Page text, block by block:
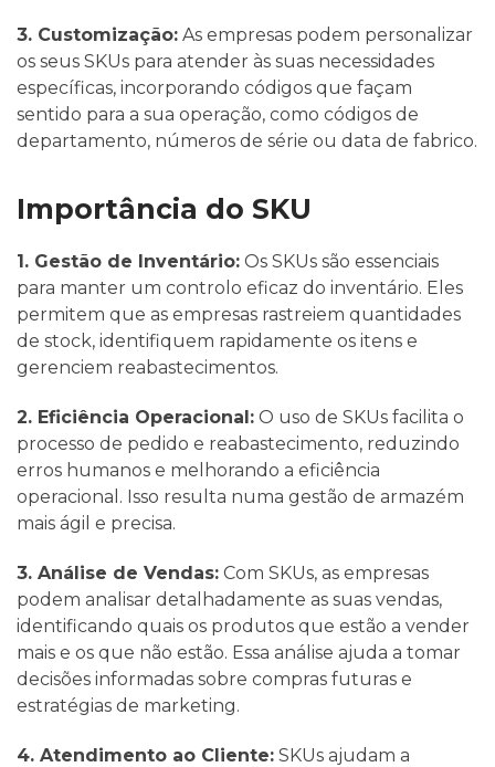
3. Customização: As empresas podem personalizar
os seus SKUs para atender às suas necessidades
específicas, incorporando códigos que façam
sentido para a sua operação, como códigos de
departamento, números de série ou data de fabrico.
Importância do SKU
1. Gestão de Inventário: Os SKUs são essenciais
para manter um controlo eficaz do inventário. Eles
permitem que as empresas rastreiem quantidades
de stock, identifiquem rapidamente os itens e
gerenciem reabastecimentos.
2. Eficiência Operacional: O uso de SKUs facilita o
processo de pedido e reabastecimento, reduzindo
erros humanos e melhorando a eficiência
operacional. Isso resulta numa gestão de armazém
mais ágil e precisa.
3. Análise de Vendas: Com SKUs, as empresas
podem analisar detalhadamente as suas vendas,
identificando quais os produtos que estão a vender
mais e os que não estão. Essa análise ajuda a tomar
decisões informadas sobre compras futuras e
estratégias de marketing.
4. Atendimento ao Cliente: SKUs ajudam a